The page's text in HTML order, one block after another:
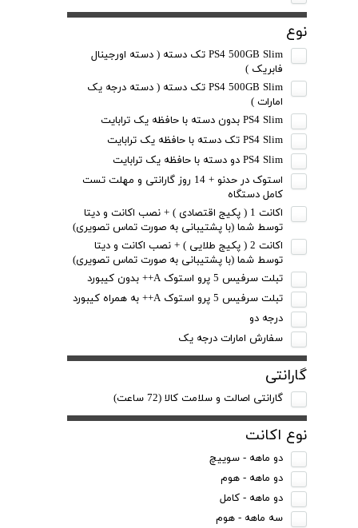
نوع
PS4 500GB Slim تک دسته ( دسته اورجینال
فابریک )
PS4 500GB Slim تک دسته ( دسته درجه یک
امارات )
PS4 Slim بدون دسته با حافظه یک ترابایت
PS4 Slim تک دسته با حافظه یک ترابایت
PS4 Slim دو دسته با حافظه یک ترابایت
استوک در حدنو + 14 روز گارانتی و مهلت تست
کامل دستگاه
اکانت 1 ( پکیج اقتصادی ) + نصب اکانت و دیتا
توسط شما (با پشتیبانی به صورت تماس تصویری)
اکانت 2 ( پکیج طلایی ) + نصب اکانت و دیتا
توسط شما (با پشتیبانی به صورت تماس تصویری)
تبلت سرفیس 5 پرو استوک A++ بدون کیبورد
تبلت سرفیس 5 پرو استوک A++ به همراه کیبورد
درجه دو
سفارش امارات درجه یک
گارانتی
گارانتی اصالت و سلامت کالا (72 ساعت)
نوع اکانت
دو ماهه - سوییچ
دو ماهه - هوم
دو ماهه - کامل
سه ماهه - هوم